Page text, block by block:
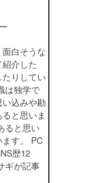
白そうな
介した
りしてい
は独学で
込みや勘
と思いま
ると思い
す。 PC
歴12
ギが記事